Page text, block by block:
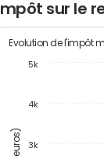
Impôt sur le
Evolution de l'impôt
3k
4k
5k